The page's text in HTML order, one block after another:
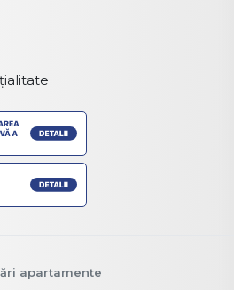
apartamente